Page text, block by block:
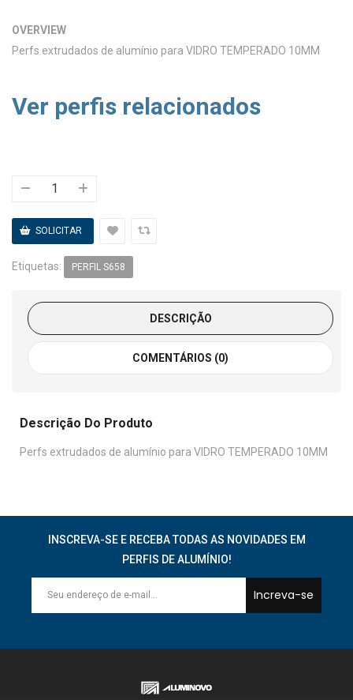
OVERVIEW
Perfs extrudados de alumínio para VIDRO TEMPERADO 10MM
Ver perfis relacionados
Etiquetas: PERFIL S658
DESCRIÇÃO
COMENTÁRIOS (0)
Descrição Do Produto
Perfs extrudados de alumínio para VIDRO TEMPERADO 10MM
INSCREVA-SE E RECEBA TODAS AS NOVIDADES EM
PERFIS DE ALUMÍNIO!
Increva-se